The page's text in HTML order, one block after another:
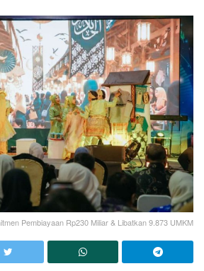
Pembiayaan Rp230 Miliar & Libatkan 9.873 UMKM